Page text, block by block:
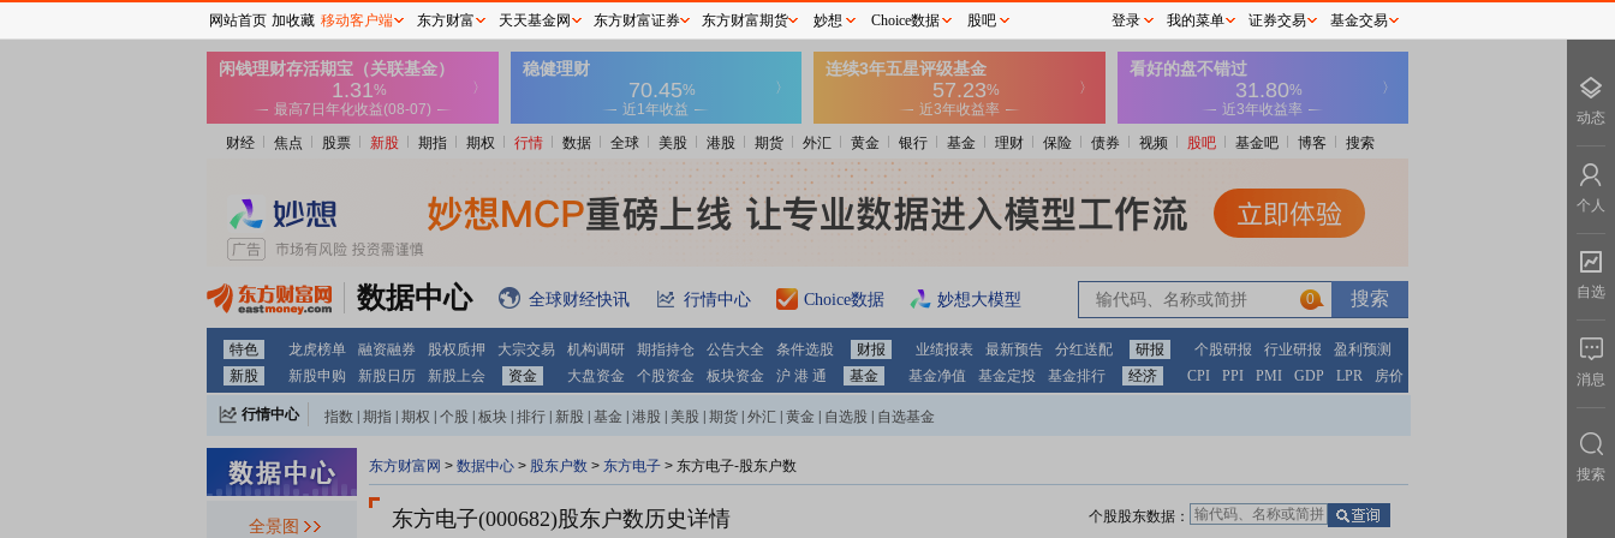
财经 焦点 股票 新股 期指 期权 行情 数据 全球 美股 港股 期货 外汇 黄金 银行 基金 理财 保险 债券 视频 股吧 基金吧 博客 搜索
数据中心 全球财经快讯 行情中心 Choice数据 妙想大模型 0
特色 龙虎榜单 融资融券 股权质押 大宗交易 机构调研 期指持仓 公告大全 条件选股 财报 业绩报表 最新预告 分红送配 研报 个股研报 行业研报
盈利预测
新股
新股申购 新股日历 新股上会 资金 大盘资金 个股资金 板块资金 沪 港 通 基金 基金净值 基金定投 基金排行 经济 CPI PPI PMI GDP LPR 房价
行情中心 指数 期指 期权 个股 板块 排行 新股 基金 港股 美股 期货 外汇 黄金 自选股 自选基金
全景图
东方财富网 > 数据中心 > 股东户数 > 东方电子 > 东方电子-股东户数
东方电子(000682)股东户数历史详情 个股股东数据：
网站首页 加收藏 移动客户端 东方财富 天天基金网 东方财富证券 东方财富期货 妙想 Choice数据 股吧 登录 我的菜单 证券交易 基金交易
动态
个人
自选
消息
搜索